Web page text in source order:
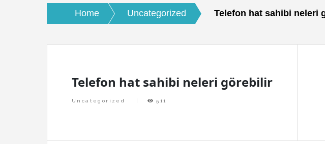
Home Uncategorized Telefon hat sahibi neleri
Telefon hat sahibi neleri görebilir
Uncategorized 511